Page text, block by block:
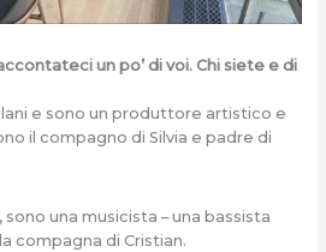
un po’ di voi. Chi siete e di
e sono un produttore artistico e
il compagno di Silvia e padre di
una musicista – una bassista
compagna di Cristian.